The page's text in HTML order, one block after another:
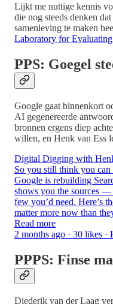
Lijkt me nuttige kennis
die nog steeds denken
samenleving te maken
Laboratory for
PPS: Goegel
Google gaat binnenkort
AI gegenereerde
bronnen ergens diep
willen, en Henk van Ess
Digital Digging with
So you still think you can
Google is rebuilding
shows you the sources
few you’d need. Here’s
matter more now than
Read more
2 months ago · 30 likes ·
PPPS: Finse
Diederik van der Laag